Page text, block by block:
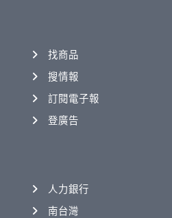
找商品
搜情報
訂閱電子報
登廣告
人力銀行
南台灣